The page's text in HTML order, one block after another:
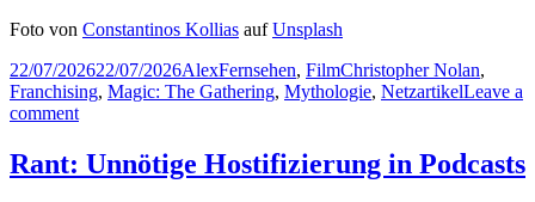
Foto von Constantinos Kollias aufUnsplash
Posted
on
22/07/202622/07/2026Author
AlexCategories
Fernsehen, FilmTags
Christopher Nolan,
Franchising, Magic: The Gathering, Mythologie, NetzartikelLeave a
commenton
Gedanken
#11:
Rant: Unnötige Hostifizierung in Podcasts